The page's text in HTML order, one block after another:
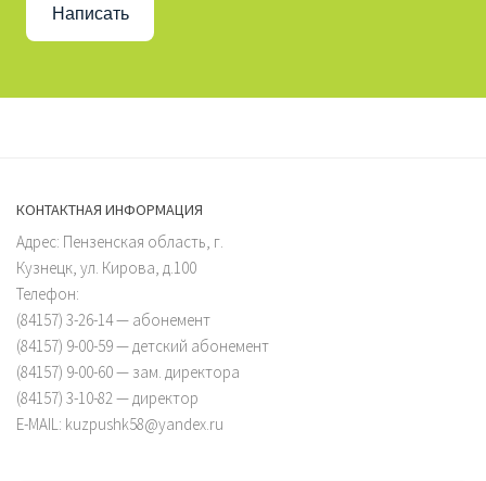
Написать
КОНТАКТНАЯ ИНФОРМАЦИЯ
Адрес: Пензенская область, г.
Кузнецк, ул. Кирова, д.100
Телефон:
(84157) 3-26-14 — абонемент
(84157) 9-00-59 — детский абонемент
(84157) 9-00-60 — зам. директора
(84157) 3-10-82 — директор
E-MAIL: kuzpushk58@yandex.ru